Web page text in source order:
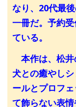
なり、20代最
一冊だ。予約
ている。
本作は、松井
犬との癒やし
ールとプロフ
て飾らない表